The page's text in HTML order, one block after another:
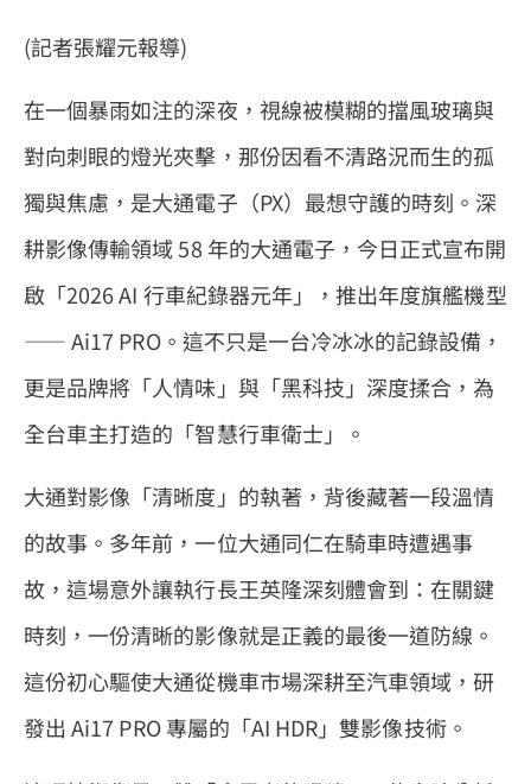
(記者張耀元報導)
在一個暴雨如注的深夜，視線被模糊的擋風玻璃與
對向刺眼的燈光夾擊，那份因看不清路況而生的孤
獨與焦慮，是大通電子（PX）最想守護的時刻。深
耕影像傳輸領域 58 年的大通電子，今日正式宣布開
啟「2026 AI 行車紀錄器元年」，推出年度旗艦機型
—— Ai17 PRO。這不只是一台冷冰冰的記錄設備，
更是品牌將「人情味」與「黑科技」深度揉合，為
全台車主打造的「智慧行車衛士」。
大通對影像「清晰度」的執著，背後藏著一段溫情
的故事。多年前，一位大通同仁在騎車時遭遇事
故，這場意外讓執行長王英隆深刻體會到：在關鍵
時刻，一份清晰的影像就是正義的最後一道防線。
這份初心驅使大通從機車市場深耕至汽車領域，研
發出 Ai17 PRO 專屬的「AI HDR」雙影像技術。